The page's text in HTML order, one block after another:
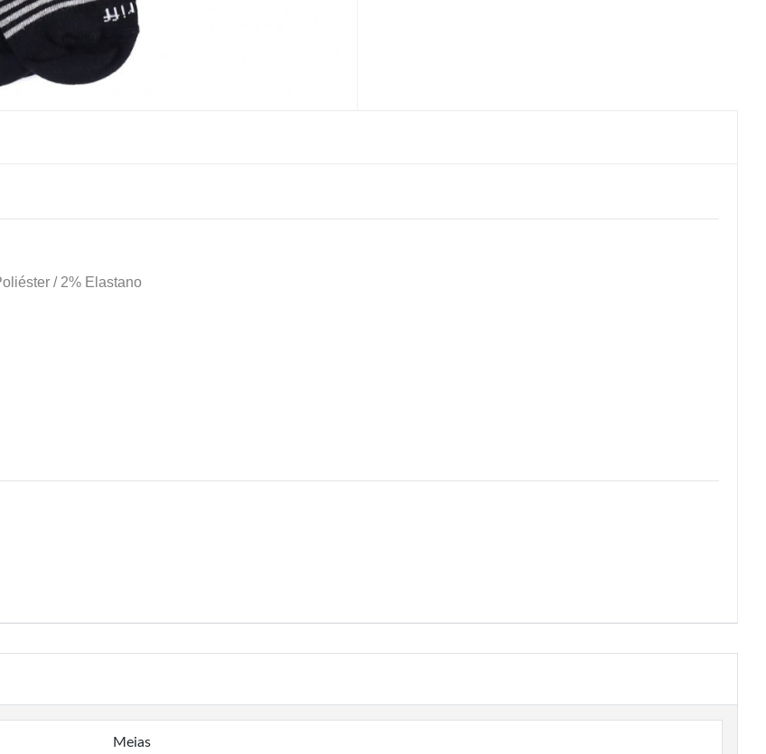
/ 2% Elastano
Meias